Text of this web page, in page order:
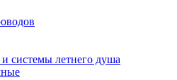
системы летнего душа